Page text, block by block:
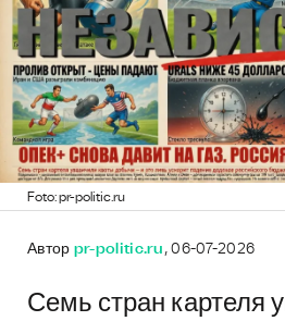
Foto: pr-politic.ru
Автор pr-politic.ru , 06-07-2026
Семь стран картеля